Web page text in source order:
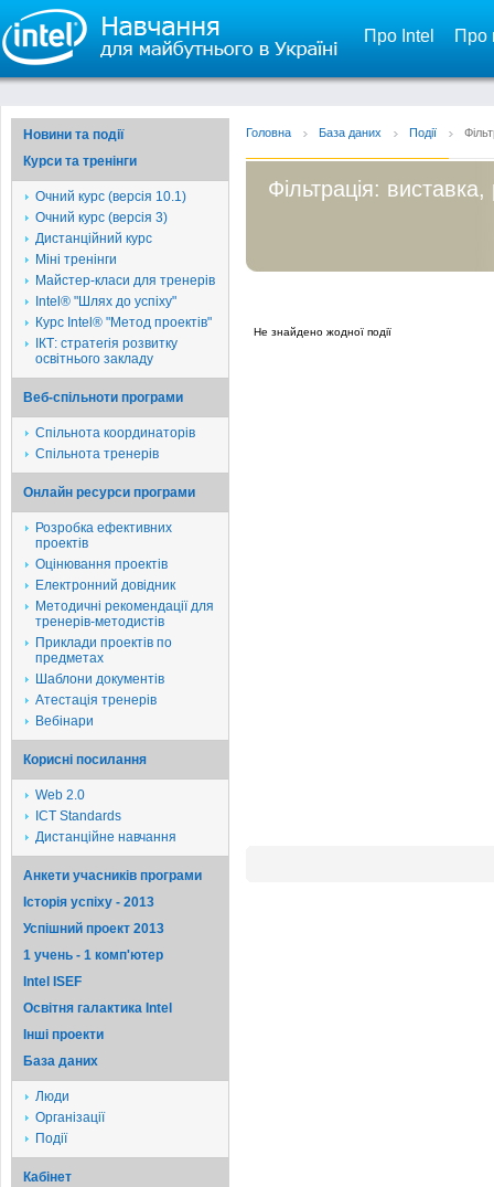
Про Intel Про
Новини та події
Курси та тренінги
Очний курс (версія 10.1)
Очний курс (версія 3)
Дистанційний курс
Міні тренінги
Майстер-класи для тренерів
Intel® "Шлях до успіху"
Курс Intel® "Метод проектів"
ІКТ: стратегія розвитку
освітнього закладу
Веб-спільноти програми
Спільнота координаторів
Спільнота тренерів
Онлайн ресурси програми
Розробка ефективних
проектів
Оцінювання проектів
Електронний довідник
Методичні рекомендації для
тренерів-методистів
Приклади проектів по
предметах
Шаблони документів
Атестація тренерів
Вебінари
Корисні посилання
Web 2.0
ICT Standards
Дистанційне навчання
Анкети учасників програми
Історія успіху - 2013
Успішний проект 2013
1 учень - 1 комп'ютер
Intel ISEF
Освітня галактика Intel
Iншi проекти
База даних
Люди
Організації
Події
Кабінет
Головна База даних Події
Фільтрація:
Не знайдено жодної події